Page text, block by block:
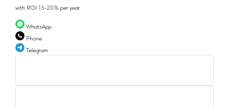
with ROI 15-20% per year
WhatsApp
Phone
Telegram